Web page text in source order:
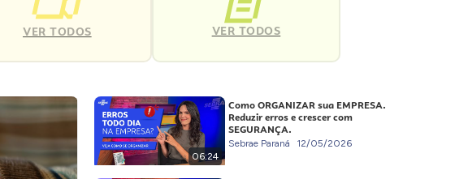
VER TODOS VER TODOS
06:24
Como ORGANIZAR sua EMPRESA.
Reduzir erros e crescer com
SEGURANÇA.
Sebrae Paraná 12/05/2026